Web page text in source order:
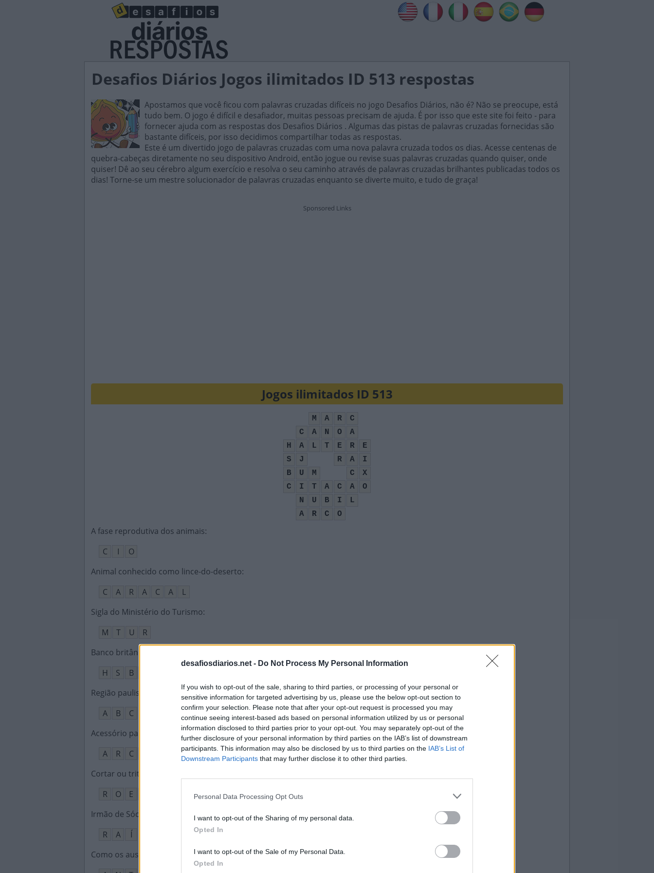
desafiosdiarios.net - Do Not Process My Personal Information
If you wish to opt-out of the sale, sharing to third parties, or processing of your personal or
sensitive information for targeted advertising by us, please use the below opt-out section to
confirm your selection. Please note that after your opt-out request is processed you may
continue seeing interest-based ads based on personal information utilized by us or personal
information disclosed to third parties prior to your opt-out. You may separately opt-out of the
further disclosure of your personal information by third parties on the IAB’s list of downstream
participants. This information may also be disclosed by us to third parties on the IAB’s List of
Downstream Participants that may further disclose it to other third parties.
Personal Data Processing Opt Outs
I want to opt-out of the Sharing of my personal data.
Opted In
I want to opt-out of the Sale of my Personal Data.
Opted In
Desafios Diários Jogos ilimitados ID 513 respostas
Apostamos que você ficou com palavras cruzadas difíceis no jogo Desafios Diários, não é? Não se preocupe, está
tudo bem. O jogo é difícil e desafiador, muitas pessoas precisam de ajuda. É por isso que este site foi feito - para
fornecer ajuda com as respostas dos Desafios Diários . Algumas das pistas de palavras cruzadas fornecidas são
bastante difíceis, por isso decidimos compartilhar todas as respostas.
Este é um divertido jogo de palavras cruzadas com uma nova palavra cruzada todos os dias. Acesse centenas de
quebra-cabeças diretamente no seu dispositivo Android, então jogue ou revise suas palavras cruzadas quando quiser, onde
quiser! Dê ao seu cérebro algum exercício e resolva o seu caminho através de palavras cruzadas brilhantes publicadas todos os
dias! Torne-se um mestre solucionador de palavras cruzadas enquanto se diverte muito, e tudo de graça!
Jogos ilimitados ID 513
M A R
C
C
A N O
A
H
A L T E R
E
S
J R A
I
B
U M C
X
C
I T A C A
O
N
U B I
L
A
R C O
A fase reprodutiva dos animais:
C
I
O
Animal conhecido como lince-do-deserto:
C
A R A C A
L
Sigla do Ministério do Turismo:
M
T U
R
Banco britânico criado em 1865 em Hong Kong
H
S B
Região paulista onde fica São Bernardo:
A
B
C
Acessório para cabelo em forma de C:
A
R C
Cortar ou triturar com os dentes
R
O E
Irmão de Sócrates, ídolo do São Paulo:
R
A
Í
Como os australianos dizem formiga: